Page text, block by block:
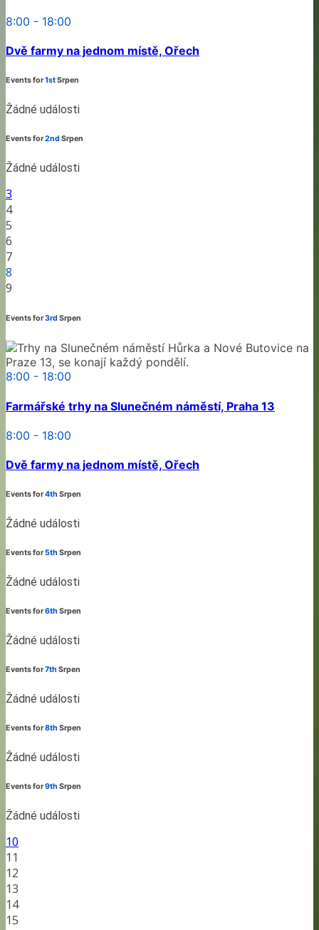
8:00 - 18:00
Dvě farmy na jednom místě, Ořech
Events for1stSrpen
Žádné události
Events for2nd Srpen
Žádné události
3
4
5
6
7
8
9
Events for3rd Srpen
8:00 - 18:00
Farmářské trhy na Slunečném náměstí, Praha 13
8:00 - 18:00
Dvě farmy na jednom místě, Ořech
Events for4th Srpen
Žádné události
Events for5th Srpen
Žádné události
Events for6th Srpen
Žádné události
Events for7th Srpen
Žádné události
Events for8th Srpen
Žádné události
Events for9th Srpen
Žádné události
10
11
12
13
14
15